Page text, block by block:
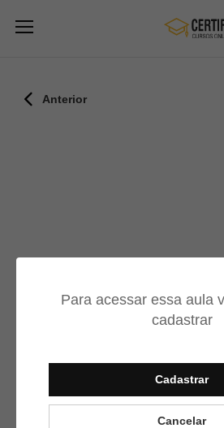
Para acessar essa aula
cadastrar
Cadastrar
Cancelar
Anterior